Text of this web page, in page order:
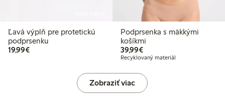
Ľavá výplň pre protetickú
podprsenku
19,99€19,99 €
Podprsenka s mäkkými
košíkmi
39,99€39,99 €
Recyklovaný materiál
Zobraziť viac